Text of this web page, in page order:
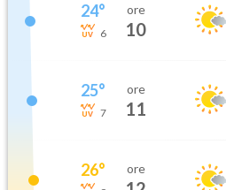
24°
6
ore
10
25°
7
ore
11
26° ore